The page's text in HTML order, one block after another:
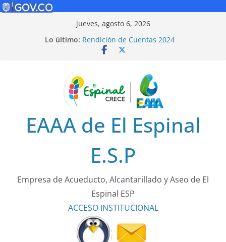
jueves, agosto 6, 2026
Lo último: Rendición de Cuentas 2024
Política de Seguridad Vial
Tarifas 2025
EAAA de El Espinal
E.S.P
Empresa de Acueducto, Alcantarillado y Aseo de El
Espinal ESP
ACCESO INSTITUCIONAL